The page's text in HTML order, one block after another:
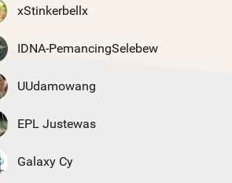
xStinkerbellx
IDNA-PemancingSelebew
UUdamowang
EPL Justewas
Galaxy Cy